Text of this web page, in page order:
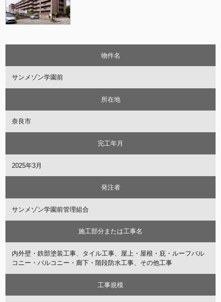
物件名
サンメゾン学園前
所在地
奈良市
完工年月
2025年3月
発注者
サンメゾン学園前管理組合
施工部分または工事名
内外壁・鉄部塗装工事、タイル工事、屋上・屋根・庇・ルーフバル
コニー・バルコニー・廊下・階段防水工事、その他工事
工事規模